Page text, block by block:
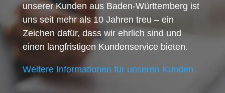
unserer Kunden aus Baden-Württemberg ist
uns seit mehr als 10 Jahren treu – ein
Zeichen dafür, dass wir ehrlich sind und
einen langfristigen Kundenservice bieten.
Weitere Informationen für unseren Kunden